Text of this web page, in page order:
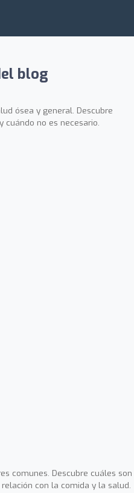
blog
ósea y general. Descubre
cuándo no es necesario.
comunes. Descubre cuáles son
con la comida y la salud.